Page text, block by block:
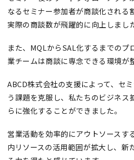
なるセミナー参加者が商談化される
実際の商談数が飛躍的に向上しまし
また、MQLからSAL化するまでのプ
業チームは商談に専念できる環境が
ABCD株式会社の支援によって、セ
う課題を克服し、私たちのビジネス
らに強化することができました。
営業活動を効率的にアウトソースす
内リソースの活用範囲が拡大し、新